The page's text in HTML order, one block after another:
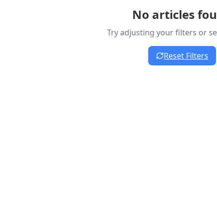
No articles
Try adjusting your filters or
Reset Filters